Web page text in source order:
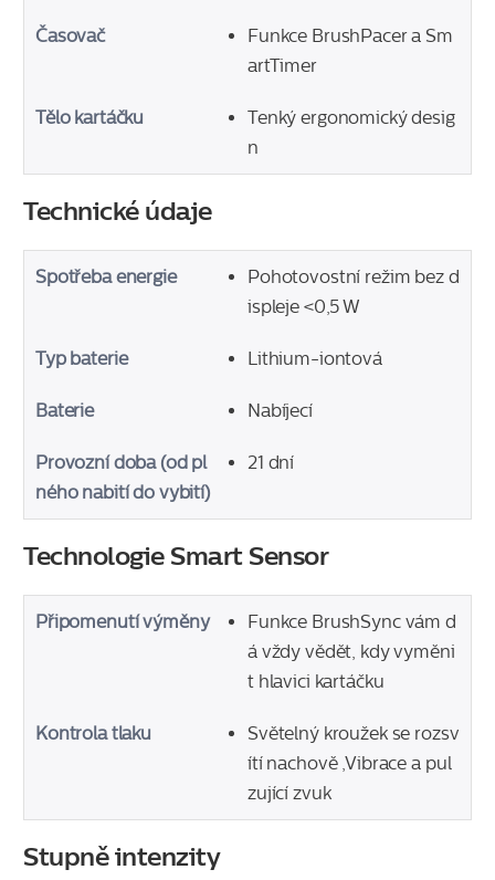
Časovač
Funkce BrushPacer a Sm
artTimer
Tělo kartáčku
Tenký ergonomický desig
n
Technické údaje
Spotřeba energie
Pohotovostní režim bez d
ispleje <0,5 W
Typ baterie Lithium-iontová
Baterie Nabíjecí
Provozní doba (od pl
ného nabití do vybití)
21 dní
Technologie Smart Sensor
Připomenutí výměny
Funkce BrushSync vám d
á vždy vědět, kdy vyměni
t hlavici kartáčku
Kontrola tlaku
Světelný kroužek se rozsv
ítí nachově ,Vibrace a pul
zující zvuk
Stupně intenzity